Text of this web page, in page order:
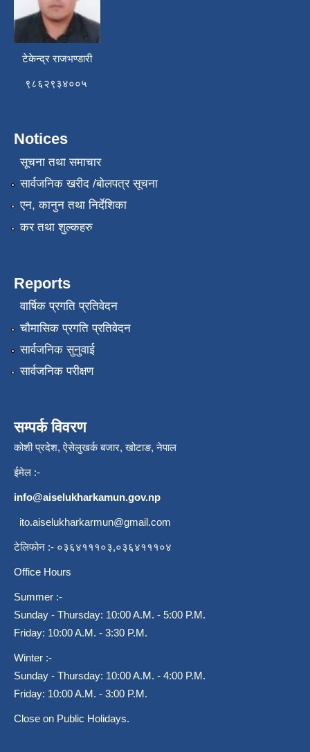
टेकेन्द्र राजभण्डारी
९८६२९३४००५
Notices
सूचना तथा समाचार
सार्वजनिक खरीद /बोलपत्र सूचना
एन, कानुन तथा निर्देशिका
कर तथा शुल्कहरु
Reports
वार्षिक प्रगति प्रतिवेदन
चौमासिक प्रगति प्रतिवेदन
सार्वजनिक सुनुवाई
सार्वजनिक परीक्षण
सम्पर्क विवरण
कोशी प्रदेश, ऐसेलुखर्क बजार, खोटाङ, नेपाल
ईमेल :-
info@aiselukharkamun.gov.np
ito.aiselukharkarmun@gmail.com
टेलिफोन :- ०३६४१११०३,०३६४१११०४
Office Hours
Summer :-
Sunday - Thursday: 10:00 A.M. - 5:00 P.M.
Friday: 10:00 A.M. - 3:30 P.M.
Winter :-
Sunday - Thursday: 10:00 A.M. - 4:00 P.M.
Friday: 10:00 A.M. - 3:00 P.M.
Close on Public Holidays.